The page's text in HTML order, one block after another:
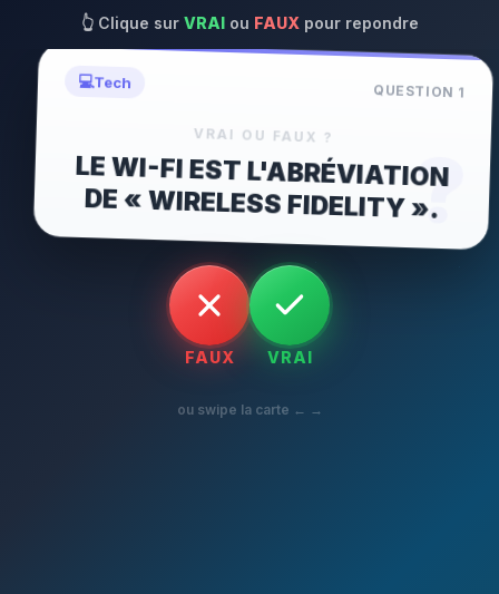
👆Clique sur VRAI ou FAUX pour repondre
?
💻Tech
QUESTION1
VRAI OU FAUX ?
LE WI-FI EST L'ABRÉVIATION
DE « WIRELESS FIDELITY ».
FAUX VRAI
ou swipe la carte ← →